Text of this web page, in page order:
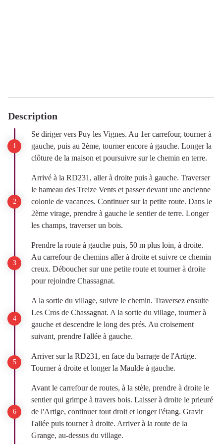
Description
Se diriger vers Puy les Vignes. Au 1er carrefour, tourner à
gauche, puis au 2ème, tourner encore à gauche. Longer la
clôture de la maison et poursuivre sur le chemin en terre.
Arrivé à la RD231, aller à droite puis à gauche. Traverser
le hameau des Treize Vents et passer devant une ancienne
colonie de vacances. Continuer sur la petite route. Dans le
2ème virage, prendre à gauche le sentier de terre. Longer
les champs, traverser un bois.
Prendre la route à gauche puis, 50 m plus loin, à droite.
Au carrefour de chemins aller à droite et suivre ce chemin
creux. Déboucher sur une petite route et tourner à droite
pour rejoindre Chassagnat.
A la sortie du village, suivre le chemin. Traversez ensuite
Les Cros de Chassagnat. A la sortie du village, tourner à
gauche et descendre le long des prés. Au croisement
suivant, prendre l'allée à gauche.
Arriver sur la RD231, en face du barrage de l'Artige.
Tourner à droite et longer la Maulde à gauche.
Avant le carrefour de routes, à la stèle, prendre à droite le
sentier qui grimpe à travers bois. Laisser à droite le prieuré
de l'Artige, continuer tout droit et longer l'étang. Gravir
l'allée puis tourner à droite. Arriver à la route de la
Grange, au-dessus du village.